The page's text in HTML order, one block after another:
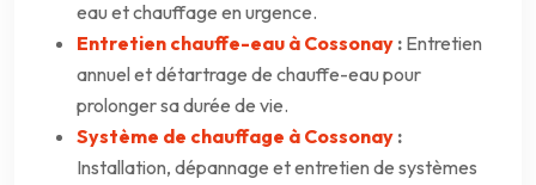
eau et chauffage en urgence.
Entretien chauffe-eau à Cossonay : Entretien
annuel et détartrage de chauffe-eau pour
prolonger sa durée de vie.
Système de chauffage à Cossonay :
Installation, dépannage et entretien de systèmes